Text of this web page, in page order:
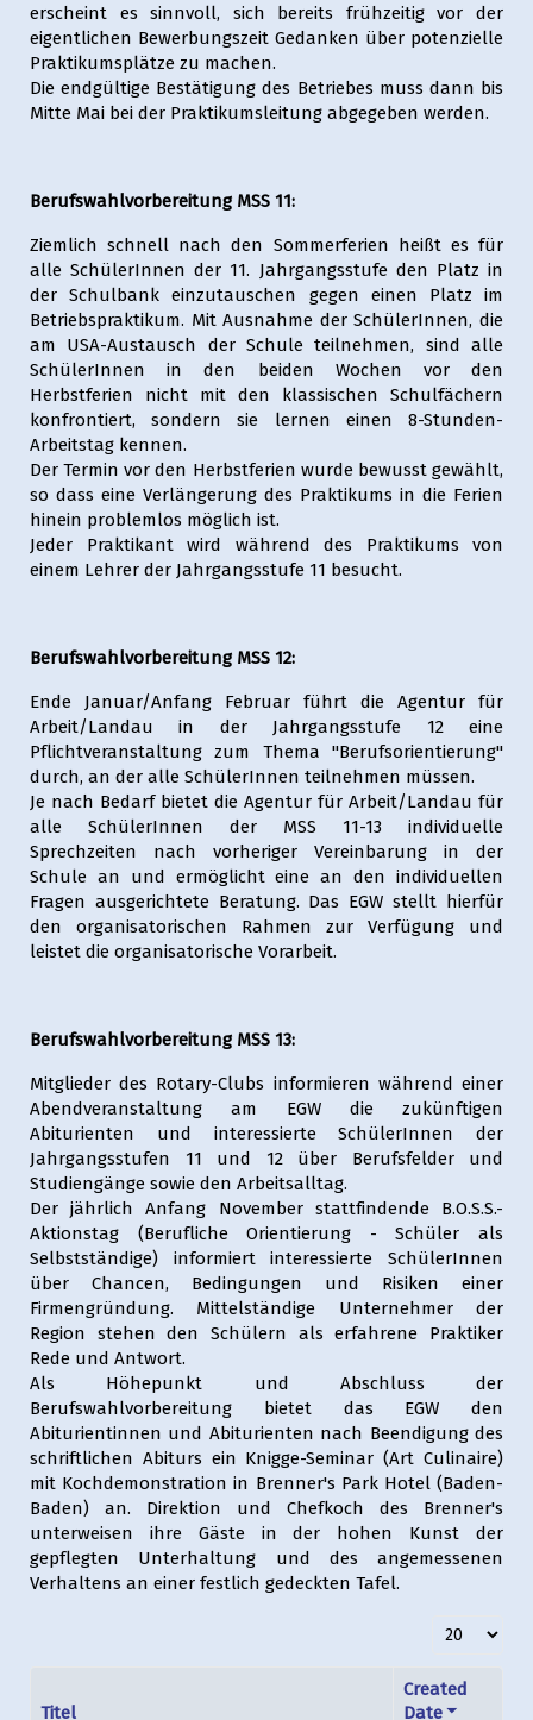
erscheint es sinnvoll, sich bereits frühzeitig vor der
eigentlichen Bewerbungszeit Gedanken über potenzielle
Praktikumsplätze zu machen.
Die endgültige Bestätigung des Betriebes muss dann bis
Mitte Mai bei der Praktikumsleitung abgegeben werden.
Berufswahlvorbereitung MSS 11:
Ziemlich schnell nach den Sommerferien heißt es für
alle SchülerInnen der 11. Jahrgangsstufe den Platz in
der Schulbank einzutauschen gegen einen Platz im
Betriebspraktikum. Mit Ausnahme der SchülerInnen, die
am USA-Austausch der Schule teilnehmen, sind alle
SchülerInnen in den beiden Wochen vor den
Herbstferien nicht mit den klassischen Schulfächern
konfrontiert, sondern sie lernen einen 8-Stunden-
Arbeitstag kennen.
Der Termin vor den Herbstferien wurde bewusst gewählt,
so dass eine Verlängerung des Praktikums in die Ferien
hinein problemlos möglich ist.
Jeder Praktikant wird während des Praktikums von
einem Lehrer der Jahrgangsstufe 11 besucht.
Berufswahlvorbereitung MSS 12:
Ende Januar/Anfang Februar führt die Agentur für
Arbeit/Landau in der Jahrgangsstufe 12 eine
Pflichtveranstaltung zum Thema "Berufsorientierung"
durch, an der alle SchülerInnen teilnehmen müssen.
Je nach Bedarf bietet die Agentur für Arbeit/Landau für
alle SchülerInnen der MSS 11-13 individuelle
Sprechzeiten nach vorheriger Vereinbarung in der
Schule an und ermöglicht eine an den individuellen
Fragen ausgerichtete Beratung. Das EGW stellt hierfür
den organisatorischen Rahmen zur Verfügung und
leistet die organisatorische Vorarbeit.
Berufswahlvorbereitung MSS 13:
Mitglieder des Rotary-Clubs informieren während einer
Abendveranstaltung am EGW die zukünftigen
Abiturienten und interessierte SchülerInnen der
Jahrgangsstufen 11 und 12 über Berufsfelder und
Studiengänge sowie den Arbeitsalltag.
Der jährlich Anfang November stattfindende B.O.S.S.-
Aktionstag (Berufliche Orientierung - Schüler als
Selbstständige) informiert interessierte SchülerInnen
über Chancen, Bedingungen und Risiken einer
Firmengründung. Mittelständige Unternehmer der
Region stehen den Schülern als erfahrene Praktiker
Rede und Antwort.
Als Höhepunkt und Abschluss der
Berufswahlvorbereitung bietet das EGW den
Abiturientinnen und Abiturienten nach Beendigung des
schriftlichen Abiturs ein Knigge-Seminar (Art Culinaire)
mit Kochdemonstration in Brenner's Park Hotel (Baden-
Baden) an. Direktion und Chefkoch des Brenner's
unterweisen ihre Gäste in der hohen Kunst der
gepflegten Unterhaltung und des angemessenen
Verhaltens an einer festlich gedeckten Tafel.
Anzeige #
Titel
Created
Date